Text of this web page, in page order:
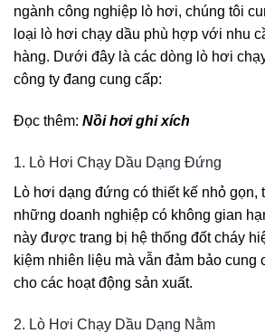
ngành công nghiệp lò hơi, chúng tôi
loại lò hơi chạy dầu phù hợp với nhu
hàng. Dưới đây là các dòng lò hơi
công ty đang cung cấp:
Đọc thêm: Nồi hơi ghi xích
1. Lò Hơi Chạy Dầu Dạng Đứng
Lò hơi dạng đứng có thiết kế nhỏ gọn,
những doanh nghiệp có không gian
này được trang bị hệ thống đốt cháy
kiệm nhiên liệu mà vẫn đảm bảo cung
cho các hoạt động sản xuất.
2. Lò Hơi Chạy Dầu Dạng Nằm